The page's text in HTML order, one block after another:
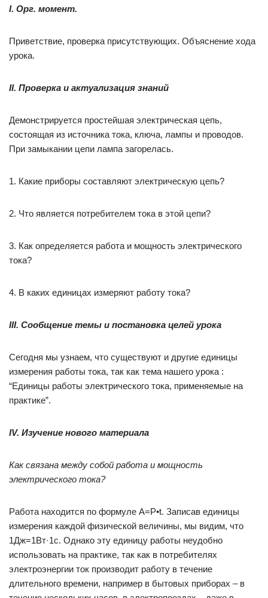
I. Орг. момент.
Приветствие, проверка присутствующих. Объяснение хода
урока.
II. Проверка и актуализация знаний
Демонстрируется простейшая электрическая цепь,
состоящая из источника тока, ключа, лампы и проводов.
При замыкании цепи лампа загорелась.
1. Какие приборы составляют электрическую цепь?
2. Что является потребителем тока в этой цепи?
3. Как определяется работа и мощность электрического
тока?
4. В каких единицах измеряют работу тока?
III. Сообщение темы и постановка целей урока
Сегодня мы узнаем, что существуют и другие единицы
измерения работы тока, так как тема нашего урока :
“Единицы работы электрического тока, применяемые на
практике”.
IV. Изучение нового материала
Как связана между собой работа и мощность
электрического тока?
Работа находится по формуле А=Р•t. Записав единицы
измерения каждой физической величины, мы видим, что
1Дж=1Вт·1с. Однако эту единицу работы неудобно
использовать на практике, так как в потребителях
электроэнергии ток производит работу в течение
длительного времени, например в бытовых приборах – в